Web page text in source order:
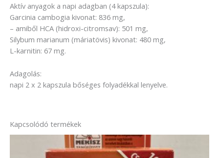
Aktív anyagok a napi adagban (4 kapszula):
Garcinia cambogia kivonat: 836 mg,
– amiből HCA (hidroxi-citromsav): 501 mg,
Silybum marianum (máriatövis) kivonat: 480 mg,
L-karnitin: 67 mg.
Adagolás:
napi 2 x 2 kapszula bőséges folyadékkal lenyelve.
Kapcsolódó termékek